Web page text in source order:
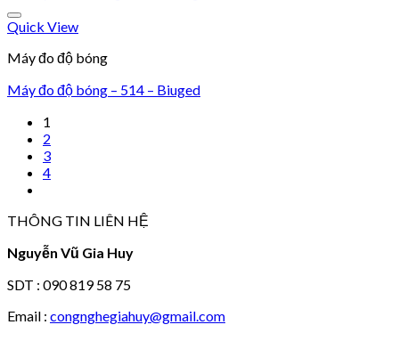
Quick View
Máy đo độ bóng
Máy đo độ bóng – 514 – Biuged
1
2
3
4
THÔNG TIN LIÊN HỆ
Nguyễn Vũ Gia Huy
SDT : 090 819 58 75
Email : congnghegiahuy@gmail.com